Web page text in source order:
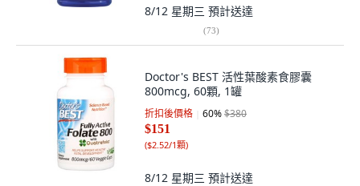
8/12 星期三 預計送達
(73)
Doctor's BEST 活性葉酸素食膠囊
800mcg, 60顆, 1罐
折扣後價格 60%$380
$151
($2.52/1顆)
8/12 星期三 預計送達